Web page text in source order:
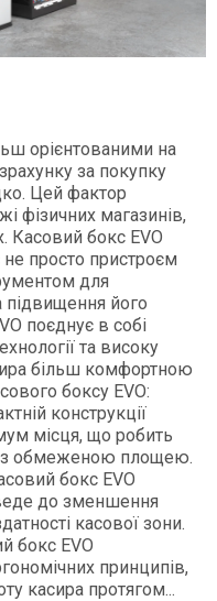
орієнтованими на
за покупку
Цей фактор
фізичних магазинів,
Касовий бокс EVO
просто пристроєм
для
підвищення його
поєднує в собі
та високу
більш комфортною
боксу EVO:
конструкції
місця, що робить
з обмеженою площею.
бокс EVO
до зменшення
касової зони.
бокс EVO
принципів,
касира протягом...